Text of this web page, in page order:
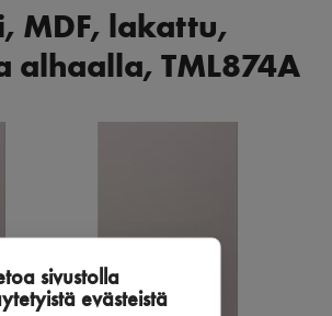
sivustolla
evästeistä
MDF, lakattu,
alhaalla, TML874A